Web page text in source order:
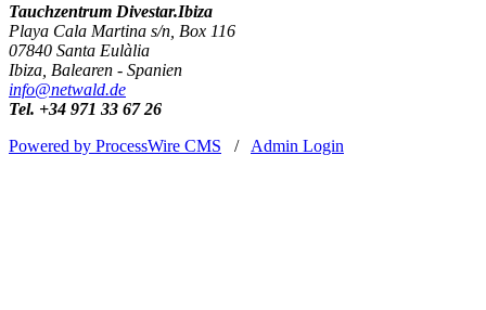
Tauchzentrum Divestar.Ibiza
Playa Cala Martina s/n, Box 116
07840 Santa Eulàlia
Ibiza, Balearen - Spanien
info@netwald.de
Tel. +34 971 33 67 26
Powered by ProcessWire CMS / Admin Login